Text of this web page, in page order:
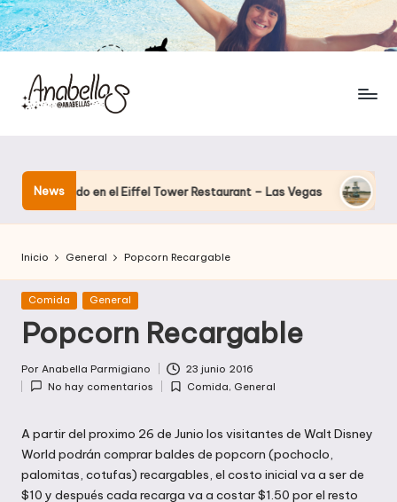
News
en el Eiffel Tower Restaurant – Las Vegas El hotel
Inicio General Popcorn Recargable
Publicada
Comida General
Popcorn Recargable
Publicado
por
Por Anabella Parmigiano
23 junio 2016
No hay comentarios
Publicada
Comida, General
A partir del proximo 26 de Junio los visitantes de Walt Disney
World podrán comprar baldes de popcorn (pochoclo,
palomitas, cotufas) recargables, el costo inicial va a ser de
$10 y después cada recarga va a costar $1.50 por el resto